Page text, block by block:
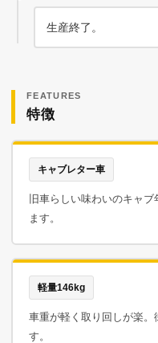
生産終了。
FEATURES
特徴
キャブレター車
旧車らしい味わいのキャ
ます。
軽量146kg
車重が軽く取り回しが楽。
す。